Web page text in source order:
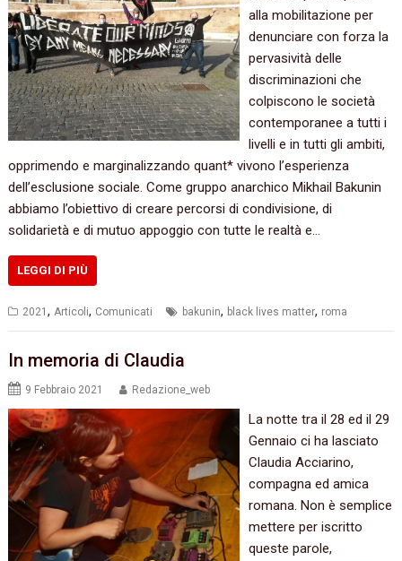
alla mobilitazione per
denunciare con forza la
pervasività delle
discriminazioni che
colpiscono le società
contemporanee a tutti i
livelli e in tutti gli ambiti,
opprimendo e marginalizzando quant* vivono l’esperienza
dell’esclusione sociale. Come gruppo anarchico Mikhail Bakunin
abbiamo l’obiettivo di creare percorsi di condivisione, di
solidarietà e di mutuo appoggio con tutte le realtà e…
LEGGI DI PIÙ
2021, Articoli, Comunicati bakunin, black lives matter, roma
In memoria di Claudia
9 Febbraio 2021 Redazione_web
La notte tra il 28 ed il 29
Gennaio ci ha lasciato
Claudia Acciarino,
compagna ed amica
romana. Non è semplice
mettere per iscritto
queste parole,